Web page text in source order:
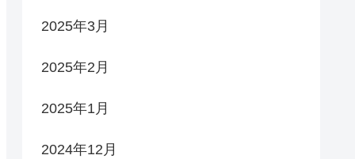
2025年3月
2025年2月
2025年1月
2024年12月